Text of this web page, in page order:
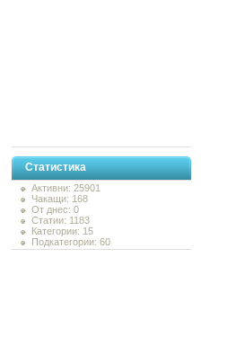
Статистика
Активни: 25901
Чакащи: 168
От днес: 0
Статии: 1183
Категории: 15
Подкатегории: 60